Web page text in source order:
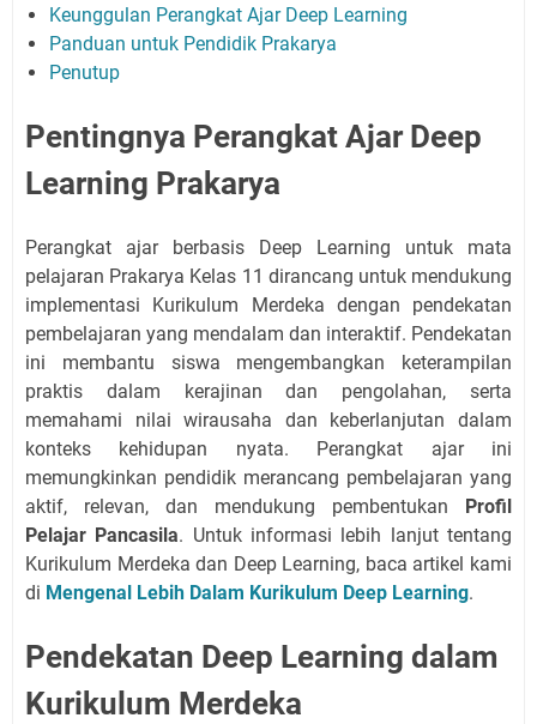
Keunggulan Perangkat Ajar Deep Learning
Panduan untuk Pendidik Prakarya
Penutup
Pentingnya Perangkat Ajar Deep
Learning Prakarya
Perangkat ajar berbasis Deep Learning untuk mata
pelajaran Prakarya Kelas 11 dirancang untuk mendukung
implementasi Kurikulum Merdeka dengan pendekatan
pembelajaran yang mendalam dan interaktif. Pendekatan
ini membantu siswa mengembangkan keterampilan
praktis dalam kerajinan dan pengolahan, serta
memahami nilai wirausaha dan keberlanjutan dalam
konteks kehidupan nyata. Perangkat ajar ini
memungkinkan pendidik merancang pembelajaran yang
aktif, relevan, dan mendukung pembentukan
Profil
Pelajar Pancasila. Untuk informasi lebih lanjut tentang
Kurikulum Merdeka dan Deep Learning, baca artikel kami
di Mengenal Lebih Dalam Kurikulum Deep Learning.
Pendekatan Deep Learning dalam
Kurikulum Merdeka